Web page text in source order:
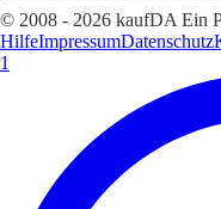
© 2008 - 2026 kaufDA Ein
HilfeImpressumDatenschutz
1